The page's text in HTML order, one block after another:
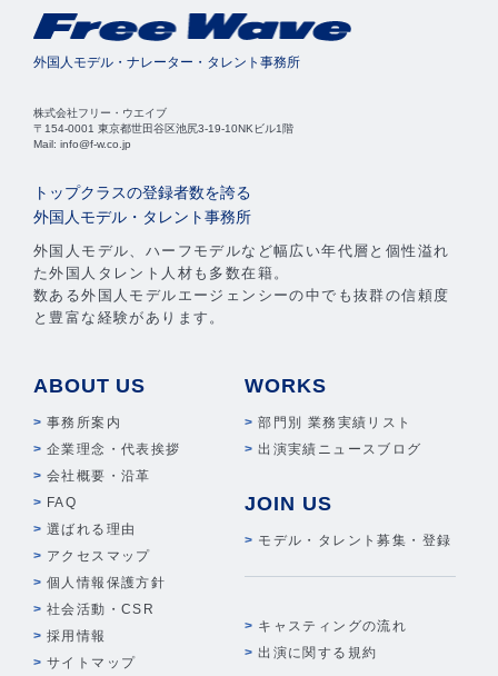
外国人モデル・ナレーター・タレント事務所
株式会社フリー・ウエイブ
〒154-0001 東京都世田谷区池尻3-19-10NKビル1階
Mail: info@f-w.co.jp
トップクラスの登録者数を誇る
外国人モデル・タレント事務所
外国人モデル、ハーフモデルなど幅広い年代層と個性溢れ
た外国人タレント人材も多数在籍。
数ある外国人モデルエージェンシーの中でも抜群の信頼度
と豊富な経験があります。
ABOUT US
事務所案内
企業理念・代表挨拶
会社概要・沿革
FAQ
選ばれる理由
アクセスマップ
個人情報保護方針
社会活動・CSR
採用情報
サイトマップ
WORKS
部門別 業務実績リスト
出演実績ニュースブログ
JOIN US
モデル・タレント募集・登録
キャスティングの流れ
出演に関する規約